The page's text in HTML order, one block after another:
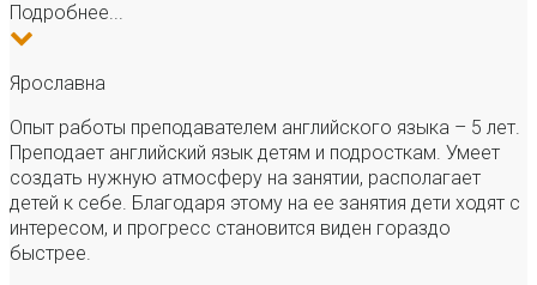
Подробнее...
Ярославна
Опыт работы преподавателем английского языка – 5 лет.
Преподает английский язык детям и подросткам. Умеет
создать нужную атмосферу на занятии, располагает
детей к себе. Благодаря этому на ее занятия дети ходят с
интересом, и прогресс становится виден гораздо
быстрее.